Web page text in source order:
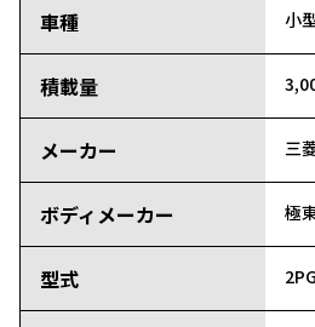
車種 小
積載量
メーカー 三
ボディメーカー 極
型式